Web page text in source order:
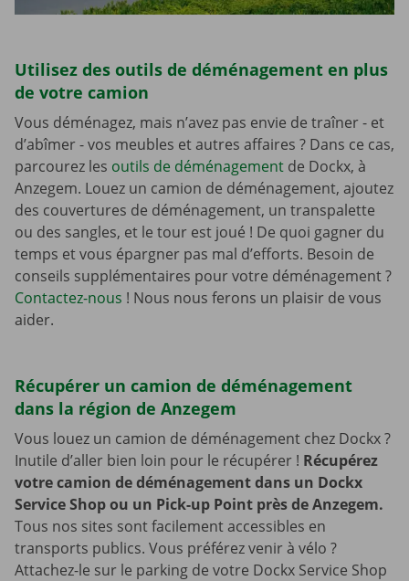
Utilisez des outils de déménagement en plus
de votre camion
Vous déménagez, mais n’avez pas envie de traîner - et
d’abîmer - vos meubles et autres affaires ? Dans ce cas,
parcourez les outils de déménagement de Dockx, à
Anzegem. Louez un camion de déménagement, ajoutez
des couvertures de déménagement, un transpalette
ou des sangles, et le tour est joué ! De quoi gagner du
temps et vous épargner pas mal d’efforts. Besoin de
conseils supplémentaires pour votre déménagement ?
Contactez-nous ! Nous nous ferons un plaisir de vous
aider.
Récupérer un camion de déménagement
dans la région de Anzegem
Vous louez un camion de déménagement chez Dockx ?
Inutile d’aller bien loin pour le récupérer ! Récupérez
votre camion de déménagement dans un Dockx
Service Shop ou un Pick-up Point près de Anzegem.
Tous nos sites sont facilement accessibles en
transports publics. Vous préférez venir à vélo ?
Attachez-le sur le parking de votre Dockx Service Shop